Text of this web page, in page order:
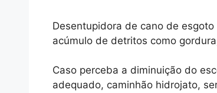
Desentupidora de cano de
acúmulo de detritos como
Caso perceba a diminuição do
adequado, caminhão hidrojato,